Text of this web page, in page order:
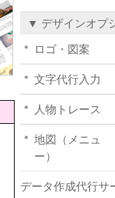
▼ デザインオプ
ロゴ・図案
文字代行入力
人物トレース
地図（メニュ
ー）
データ作成代行サ